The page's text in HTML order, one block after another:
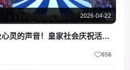
2026-04-22
【你怎么看？】触及心灵的声音！皇家社会庆祝活动在《鸟儿之歌》中落幕！
656